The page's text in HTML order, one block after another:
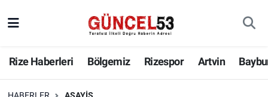
Rize Haberleri Bölgemiz Rizespor Artvin